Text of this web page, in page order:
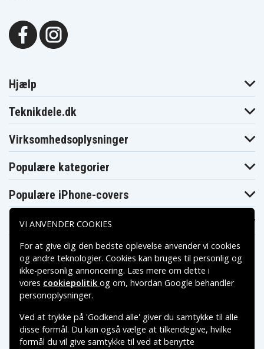
Hjælp
Teknikdele.dk
Virksomhedsoplysninger
Populære kategorier
Populære iPhone-covers
Populære Samsung-covers
Betalingsmuligheder
Leveringsmuligheder
VI ANVENDER COOKIES
For at give dig den bedste oplevelse anvender vi cookies
og andre teknologier. Cookies kan bruges til personlig og
ikke-personlig annoncering. Læs mere om dette i
vores cookiepolitik og om, hvordan Google behandler
personoplysninger.
Ved at trykke på 'Godkend alle' giver du samtykke til alle
disse formål. Du kan også vælge at tilkendegive, hvilke
formål du vil give samtykke til ved at benytte